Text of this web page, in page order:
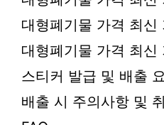
대형폐기물 가격 최신
대형폐기물 가격 최신
스티커 발급 및 배출
배출 시 주의사항 및